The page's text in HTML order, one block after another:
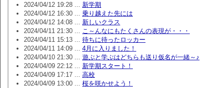
2024/04/12 19:28 ... 新学期
2024/04/12 16:30 ... 乗り越えた先には
2024/04/12 14:08 ... 新しいクラス
2024/04/11 21:30 ... こ～んなにもたくさんの表現が・・・
2024/04/11 15:13 ... 待ちに待ったロッカー
2024/04/11 14:09 ... 4月に入りました！
2024/04/10 21:30 ... 遊ぶと学ぶはどちらも送り仮名が一緒～♪
2024/04/09 22:12 ... 新学期スタート！
2024/04/09 17:17 ... 高校
2024/04/09 13:00 ... 桜を咲かせよう！